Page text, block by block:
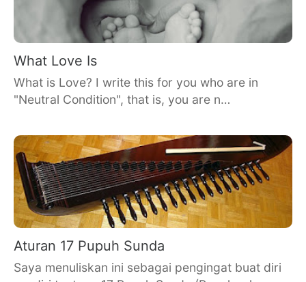
What Love Is
What is Love? I write this for you who are in
"Neutral Condition", that is, you are n…
Aturan 17 Pupuh Sunda
Saya menuliskan ini sebagai pengingat buat diri